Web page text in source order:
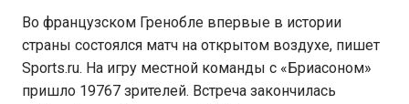
Во французском Гренобле впервые в истории
страны состоялся матч на открытом воздухе, пишет
Sports.ru. На игру местной команды с «Бриасоном»
пришло 19767 зрителей. Встреча закончилась